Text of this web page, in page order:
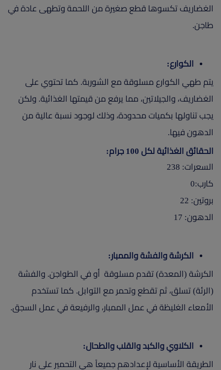
الغضاريف تكسوها قطع صغيرة من اللحمة وتطهى عادة في
طاجن.
الكوارع:
يتم طهي الكوارع مسلوقة مع الشوربة. كما تحتوي على
الغضاريف، والجيلاتين، مما يرفع من قيمتها الغذائية. ولكن
يجب تناولها بكميات محدودة، وذلك لوجود نسبة عالية من
الدهون فيها.
الحقائق الغذائية لكل 100 جرام:
السعرات: 238
كارب:0
بروتين: 22
الدهون: 17
الكرشة والفشة والممبار:
الكرشة (المعدة) تقدم مسلوقة أو في الطواجن. والفشة
(الرئة) تسلق، ثم تقطع وتحمر مع التوابل. كما تستخدم
الأمعاء الغليظة في عمل الممبار، والرفيعة في عمل السجق.
الكلاوي والكبد والقلب والطحال:
الطريقة الأساسية لإعدادهم جميعاً هي التحمير على نار